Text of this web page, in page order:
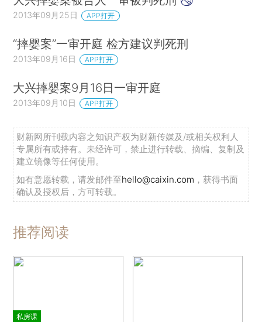
2013年09月25日 APP打开
“摔婴案”一审开庭 检方建议判死刑
2013年09月16日 APP打开
大兴摔婴案9月16日一审开庭
2013年09月10日 APP打开
财新网所刊载内容之知识产权为财新传媒及/或相关权利人
专属所有或持有。未经许可，禁止进行转载、摘编、复制及
建立镜像等任何使用。
如有意愿转载，请发邮件至hello@caixin.com ，获得书面
确认及授权后，方可转载。
推荐阅读
私房课